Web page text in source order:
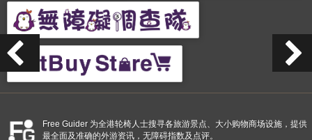
Free Guider 为全港轮椅人士搜寻各旅游景点、大小购物商场设施，提供
最全面及准确的外游资讯，无障碍指数及点评。